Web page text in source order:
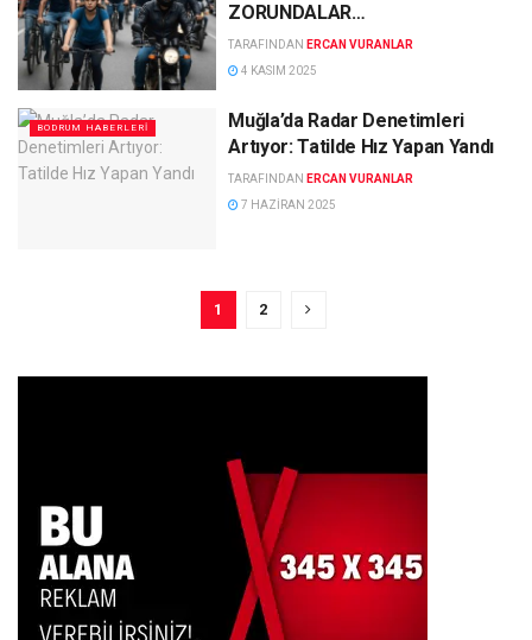
ZORUNDALAR…
TARAFINDAN ERCAN VURANLAR
4 KASIM 2025
BODRUM HABERLERI
Muğla’da Radar Denetimleri
Artıyor: Tatilde Hız Yapan Yandı
TARAFINDAN ERCAN VURANLAR
7 HAZIRAN 2025
1 2